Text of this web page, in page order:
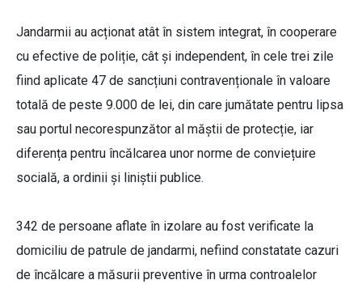
Jandarmii au acționat atât în sistem integrat, în cooperare
cu efective de poliție, cât și independent, în cele trei zile
fiind aplicate 47 de sancțiuni contravenționale în valoare
totală de peste 9.000 de lei, din care jumătate pentru lipsa
sau portul necorespunzător al măștii de protecție, iar
diferența pentru încălcarea unor norme de conviețuire
socială, a ordinii și liniștii publice.
342 de persoane aflate în izolare au fost verificate la
domiciliu de patrule de jandarmi, nefiind constatate cazuri
de încălcare a măsurii preventive în urma controalelor